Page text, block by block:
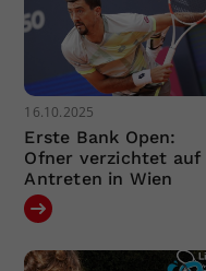
16.10.2025
Erste Bank Open:
Ofner verzichtet auf
Antreten in Wien